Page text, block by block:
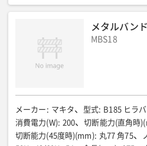
メタルバン
MBS18
メーカー : マキタ 型式: B185 ヒラ
消費電力(W): 200 切断能力(直角時
切断能力(45度時)(mm): 丸77 角75